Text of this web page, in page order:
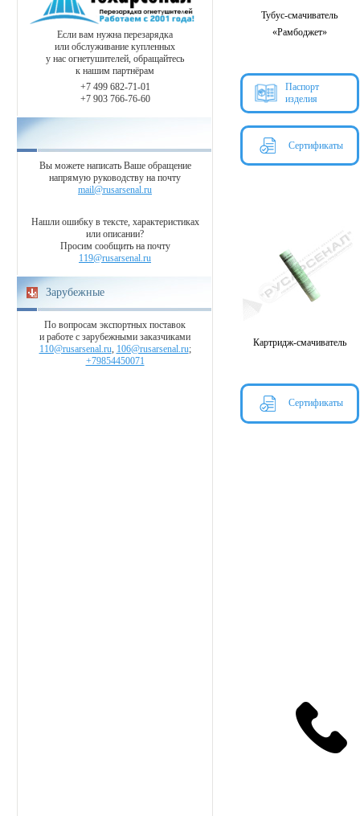
Если вам нужна перезарядка
или обслуживание купленных
у нас огнетушителей, обращайтесь
к нашим партнёрам
+7 499 682-71-01
+7 903 766-76-60
Вы можете написать Ваше обращение
напрямую руководству на почту
mail@rusarsenal.ru
Нашли ошибку в тексте, характеристиках
или описании?
Просим сообщить на почту
119@rusarsenal.ru
Зарубежные
По вопросам экспортных поставок
и работе с зарубежными заказчиками
110@rusarsenal.ru, 106@rusarsenal.ru;
+79854450071
Тубус-смачиватель
«Рамбоджет»
Паспорт
изделия
Сертификаты
Картридж-смачиватель
Сертификаты